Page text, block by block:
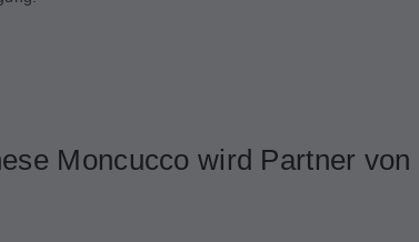
Moncucco wird Partner von